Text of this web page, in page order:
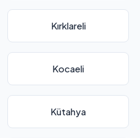
Kırklareli
Kocaeli
Kütahya